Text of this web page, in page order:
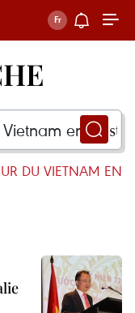
DU VIETNAM EN